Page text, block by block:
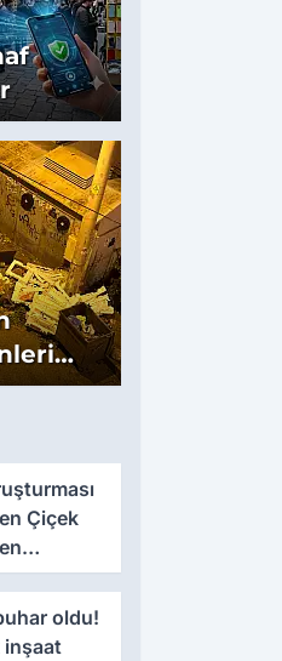
Çiçek
oldu!
inşaat